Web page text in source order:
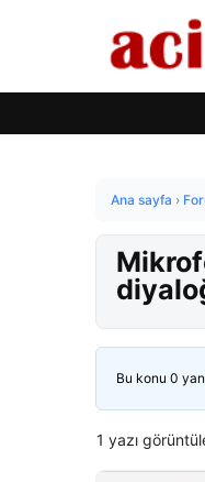
Ana sayfa ›
Bu konu 0
1 yazı